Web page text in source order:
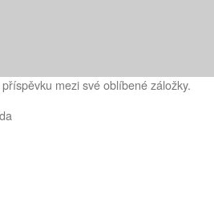
příspěvku mezi své oblíbené záložky.